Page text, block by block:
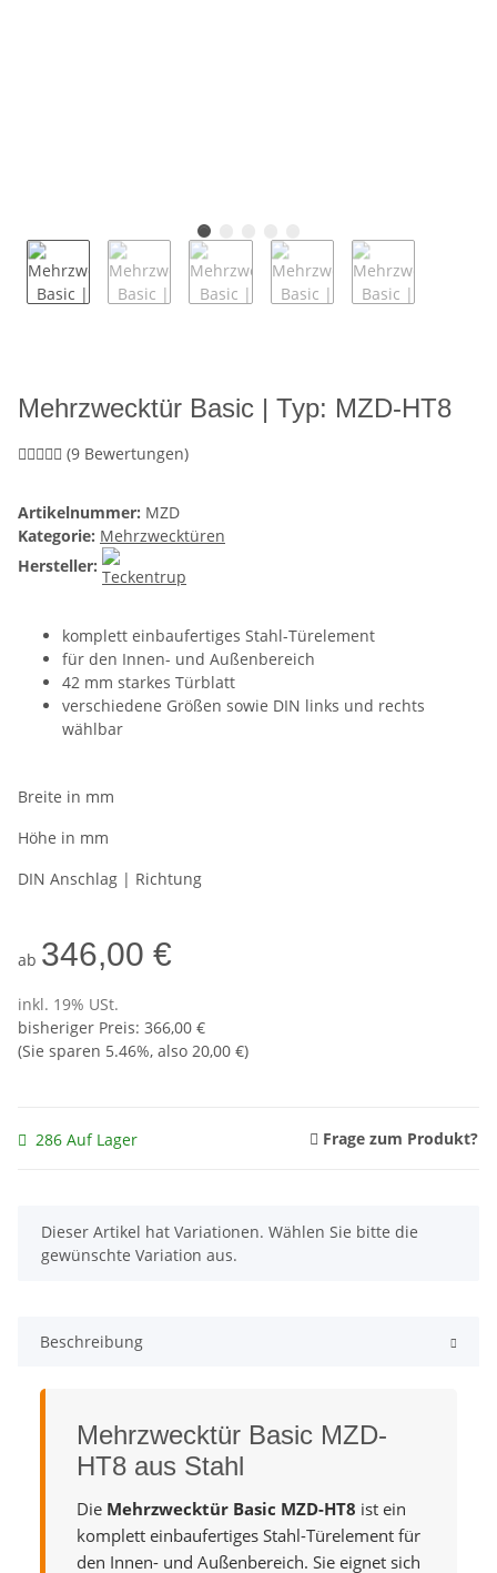
Mehrzwecktür Basic | Typ: MZD-HT8
(9 Bewertungen)
Artikelnummer: MZD
Kategorie: Mehrzwecktüren
Hersteller:
komplett einbaufertiges Stahl-Türelement
für den Innen- und Außenbereich
42 mm starkes Türblatt
verschiedene Größen sowie DIN links und rechts
wählbar
Breite in mm
Höhe in mm
DIN Anschlag | Richtung
ab 346,00 €
inkl. 19% USt.
bisheriger Preis: 366,00 €
(Sie sparen 5.46%, also 20,00 €)
286 Auf Lager Frage zum Produkt?
x
Dieser Artikel hat Variationen. Wählen Sie bitte die
gewünschte Variation aus.
Beschreibung
Mehrzwecktür Basic MZD-
HT8 aus Stahl
Die Mehrzwecktür Basic MZD-HT8 ist ein
komplett einbaufertiges Stahl-Türelement für
den Innen- und Außenbereich. Sie eignet sich